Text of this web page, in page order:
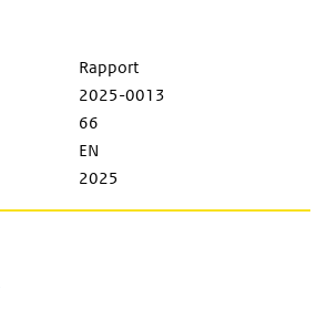
Rapport
2025-0013
66
EN
2025